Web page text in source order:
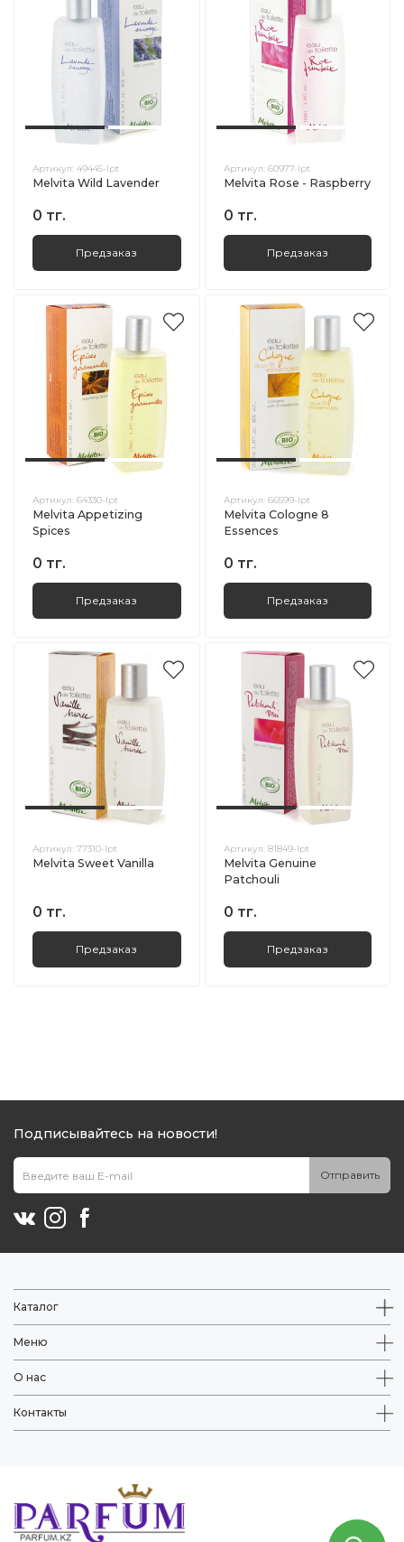
Артикул: 49445-lpt
Melvita Wild Lavender
0 тг.
Предзаказ
Артикул: 60977-lpt
Melvita Rose - Raspberry
0 тг.
Предзаказ
Артикул: 64330-lpt
Melvita Appetizing
Spices
0 тг.
Предзаказ
Артикул: 66599-lpt
Melvita Cologne 8
Essences
0 тг.
Предзаказ
Артикул: 77310-lpt
Melvita Sweet Vanilla
0 тг.
Предзаказ
Артикул: 81849-lpt
Melvita Genuine
Patchouli
0 тг.
Предзаказ
Подписывайтесь на новости!
Отправить
Каталог
Меню
О нас
Контакты